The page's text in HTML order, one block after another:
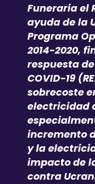
Funeraria el
ayuda de la
Programa
2014-2020,
respuesta
COVID-19
sobrecoste
electricidad
incremento
y la
impacto de
contra